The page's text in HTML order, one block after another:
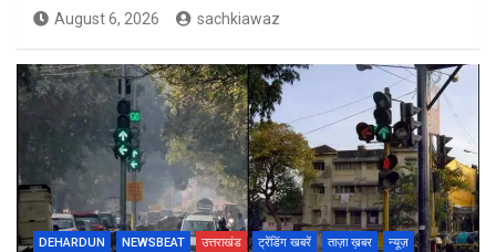
August 6, 2026 sachkiawaz
DEHARDUN NEWSBEAT उत्तराखंड ट्रेंडिंग खबरें ताज़ा ख़बर
न्यूज़